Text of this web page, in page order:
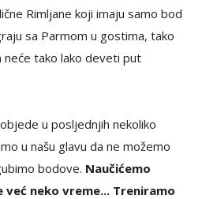
Rimljane koji imaju samo bod
sa Parmom u gostima, tako
neće tako lako deveti put
u posljednjih nekoliko
u našu glavu da ne možemo
bodove. Naučićemo
neko vreme... Treniramo